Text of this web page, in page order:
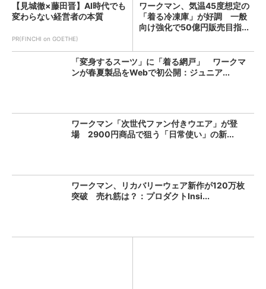
【見城徹×藤田晋】AI時代でも
変わらない経営者の本質
PR(FINCHI on GOETHE)
ワークマン、気温45度想定の
「着る冷凍庫」が好調 一般
向け強化で50億円販売目指...
「変身するスーツ」に「着る網戸」 ワークマ
ンが春夏製品をWebで初公開：ジュニア...
ワークマン「次世代ファン付きウエア」が登
場 2900円商品で狙う「日常使い」の新...
ワークマン、リカバリーウェア新作が120万枚
突破 売れ筋は？：プロダクトInsi...